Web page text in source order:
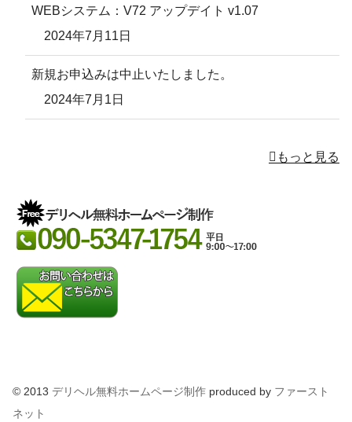
WEBシステム：V72 アップデイト v1.07
2024年7月11日
新規お申込みは中止いたしました。
2024年7月1日
もっと見る
© 2013 デリヘル無料ホームページ制作 produced by ファースト
ネット